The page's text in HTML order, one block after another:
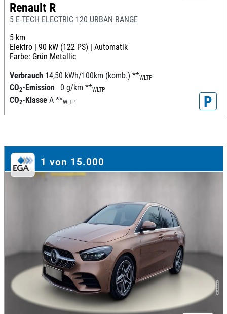
Renault R
5 E-TECH ELECTRIC 120 URBAN RANGE
5 km
Elektro | 90 kW (122 PS) | Automatik
Farbe: Grün Metallic
Verbrauch 14,50 kWh/100km (komb.) **WLTP
CO2-Emission 0 g/km **WLTP
CO2-Klasse A **WLTP P
1 von 15.000